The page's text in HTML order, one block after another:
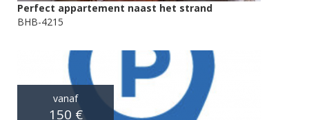
Perfect appartement naast het strand
BHB-4215
vanaf
150 €